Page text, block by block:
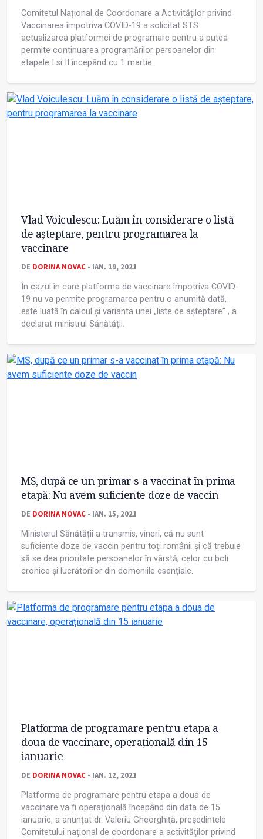
Comitetul Național de Coordonare a Activităților privind
Vaccinarea împotriva COVID-19 a solicitat STS
actualizarea platformei de programare pentru a putea
permite continuarea programărilor persoanelor din
etapele I si II începând cu 1 martie.
Vlad Voiculescu: Luăm în considerare o listă
de așteptare, pentru programarea la
vaccinare
DE DORINA NOVAC - IAN. 19, 2021
În cazul în care platforma de vaccinare împotriva COVID-
19 nu va permite programarea pentru o anumită dată,
este luată în calcul și varianta unei „liste de așteptare” , a
declarat ministrul Sănătății.
MS, după ce un primar s-a vaccinat în prima
etapă: Nu avem suficiente doze de vaccin
DE DORINA NOVAC - IAN. 15, 2021
Ministerul Sănătății a transmis, vineri, că nu sunt
suficiente doze de vaccin pentru toți românii și că trebuie
să se dea prioritate persoanelor în vârstă, celor cu boli
cronice și lucrătorilor din domeniile esențiale.
Platforma de programare pentru etapa a
doua de vaccinare, operațională din 15
ianuarie
DE DORINA NOVAC - IAN. 12, 2021
Platforma de programare pentru etapa a doua de
vaccinare va fi operaţională începând din data de 15
ianuarie, a anunțat dr. Valeriu Gheorghiţă, președintele
Comitetului naţional de coordonare a activităţilor privind